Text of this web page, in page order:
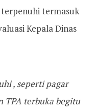
terpenuhi termasuk
Kepala Dinas
, seperti pagar
TPA terbuka begitu